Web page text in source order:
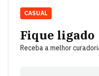
Fique ligado
Receba a melhor
CASUAL